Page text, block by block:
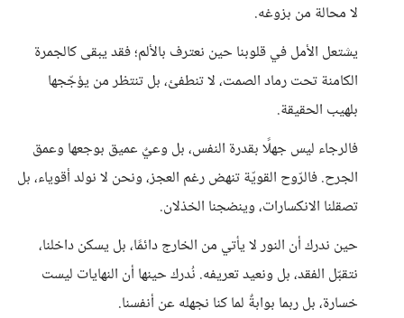
لا محالة من بزوغه.
يشتعل الأمل في قلوبنا حين نعترف بالألم؛ فقد يبقى كالجمرة
الكامنة تحت رماد الصمت، لا تنطفئ، بل تنتظر من يؤجّجها
بلهيب الحقيقة.
فالرجاء ليس جهلًا بقدرة النفس، بل وعيٌ عميق بوجعها وعمق
الجرح. فالرّوح القويّة تنهض رغم العجز، ونحن لا نولد أقوياء، بل
تصقلنا الانكسارات، وينضجنا الخذلان.
حين ندرك أن النور لا يأتي من الخارج دائمًا، بل يسكن داخلنا،
نتقبّل الفقد، بل ونعيد تعريفه. نُدرك حينها أن النهايات ليست
خسارة، بل ربما بوابةٌ لما كنا نجهله عن أنفسنا.